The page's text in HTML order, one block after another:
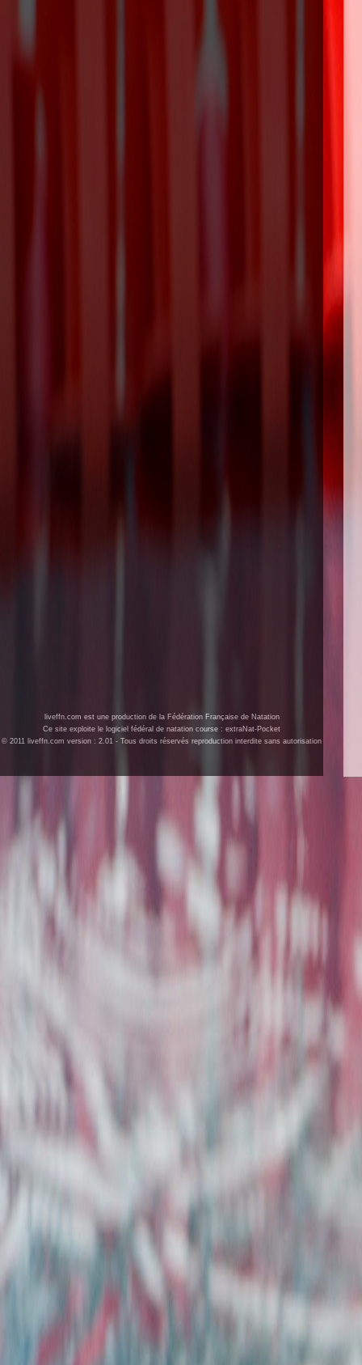
liveffn.com est une production de la Fédération Française de Natation
Ce site exploite le logiciel fédéral de natation course : extraNat-Pocket
© 2011 liveffn.com version : 2.01 - Tous droits réservés reproduction interdite sans autorisation